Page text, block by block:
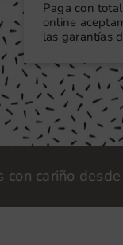
Paga con
online
las garantías
desde